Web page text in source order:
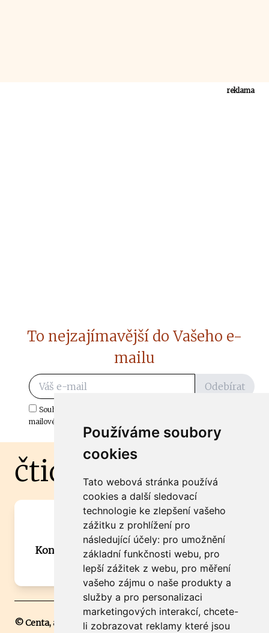
Používáme soubory
cookies
Tato webová stránka používá
cookies a další sledovací
technologie ke zlepšení vašeho
zážitku z prohlížení pro
následující účely: pro umožnění
základní funkčnosti webu, pro
lepší zážitek z webu, pro měření
vašeho zájmu o naše produkty a
služby a pro personalizaci
marketingových interakcí, chcete-
li zobrazovat reklamy které jsou
reklama
To nejzajímavější do Vašeho e-
mailu
Odebírat
Souhlasím s odběrem důležitých zpráv ze ČtiDoma.cz do mé e-
mailové schránky.
čtidoma.cz
Máte zajímavou informaci? Chcete
spolupracovat?
Kontaktujte šéfredaktora Martina Chalupu:
chalupa@ctidoma.cz
© Centa, a.s.